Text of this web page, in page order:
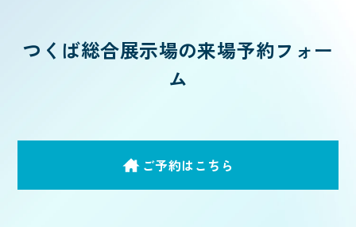
つくば総合展示場の来場予約フォー
ム
ご予約はこちら